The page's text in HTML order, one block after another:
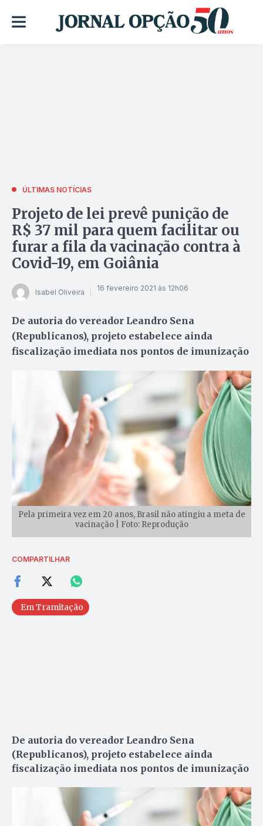
ÚLTIMAS NOTÍCIAS
Projeto de lei prevê punição de
R$ 37 mil para quem facilitar ou
furar a fila da vacinação contra à
Covid-19, em Goiânia
Isabel Oliveira 16 fevereiro 2021 às 12h06
De autoria do vereador Leandro Sena
(Republicanos), projeto estabelece ainda
fiscalização imediata nos pontos de imunização
Pela primeira vez em 20 anos, Brasil não atingiu a meta de
vacinação | Foto: Reprodução
COMPARTILHAR
Em Tramitação
De autoria do vereador Leandro Sena
(Republicanos), projeto estabelece ainda
fiscalização imediata nos pontos de imunização